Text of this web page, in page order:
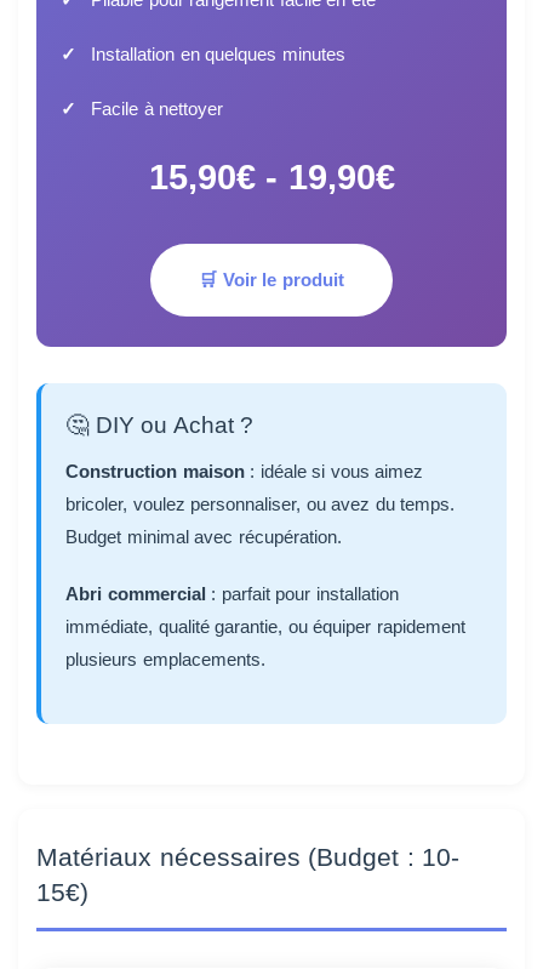
Installation en quelques minutes
Facile à nettoyer
15,90€ - 19,90€
🛒 Voir le produit
🤔 DIY ou Achat ?
Construction maison: idéale si vous aimez
bricoler, voulez personnaliser, ou avez du temps.
Budget minimal avec récupération.
Abri commercial : parfait pour installation
immédiate, qualité garantie, ou équiper rapidement
plusieurs emplacements.
Matériaux nécessaires (Budget : 10-
15€)